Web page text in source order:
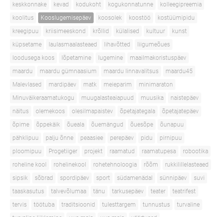
keskkonnake
kevad kodukoht kogukonnatunne
kolleegipreemia
koolitus
Kooslugemisepäev koosolek koostöö
kostüümipidu
kreegipuu
kriisimeeskond krõllid külalised kultuur
kunst
küpsetame
laulasmaalasteaed lihavõtted
liigumeõues
loodusega koos
lõpetamine lugemine
maailmakoristuspäev
maardu
maardu gümnaasium maardu linnavalitsus
maardu45
Malevlased
mardipäev matk meieparim
minimaraton
Minuväikeraamatukogu
muugalasteaiapuud muusika
naistepäev
näitus
olemekoos olesilmapaistev õpetajategala
õpetajatepäev
õpime
õppekäik õueala õuemängud õuesõpe
õunapuu
pähklipuu
palju õnne peaasiee perepäev pidu
pirnipuu
ploomipuu
Progetiiger projekt raamatud raamatupesa
robootika
roheline kool
rohelinekool rohetehnoloogia rõõm
rukkilillelasteaed
sipsik
sõbrad spordipäev sport südamenädal sünnipäev
suvi
taaskasutus
talvevõlumaa tänu tarkusepäev teater
teatrifest
tervis
töötuba traditsioonid tulesttargem tunnustus
turvaline